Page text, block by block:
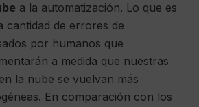
a la automatización. Lo que es
cantidad de errores de
​​por humanos que
a medida que nuestras
la nube se vuelvan más
En comparación con los